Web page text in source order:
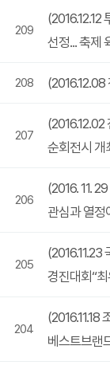
209
(2016.12.12
선정... 축제
208 (2016.12.08
207
순회전시 개
206
(2016. 11.
관심과 열
205
(2016.11.23
경진대회“
204
(2016.11.18
베스트브랜